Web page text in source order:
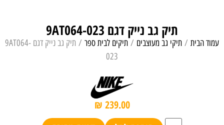
תיק גב נייק דגם 9AT064-023
עמוד הבית / תיקי גב מעוצבים / תיקים לבית ספר
/ תיק גב נייק דגם 9AT064-
023
₪ 239.00